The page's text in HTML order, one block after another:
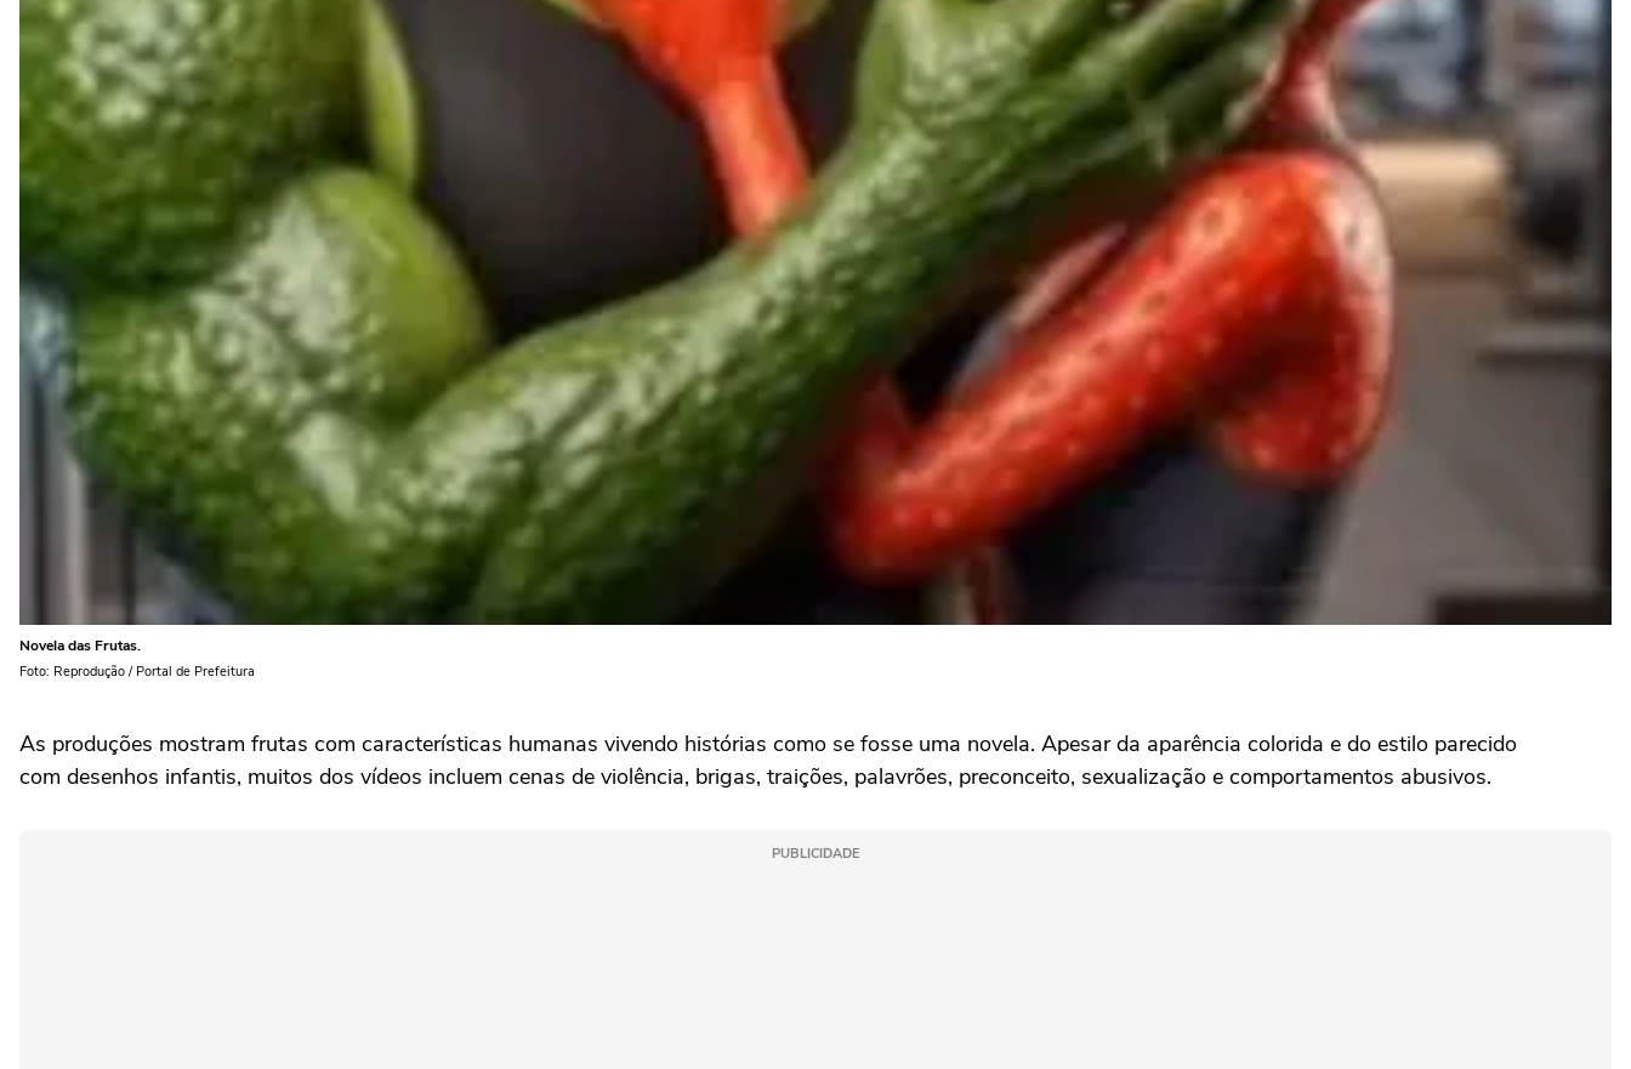
Novela das Frutas.
Foto: Reprodução / Portal de Prefeitura
As produções mostram frutas com características humanas vivendo histórias como se fosse uma novela. Apesar da aparência colorida e do estilo parecido
com desenhos infantis, muitos dos vídeos incluem cenas de violência, brigas, traições, palavrões, preconceito, sexualização e comportamentos abusivos.
PUBLICIDADE